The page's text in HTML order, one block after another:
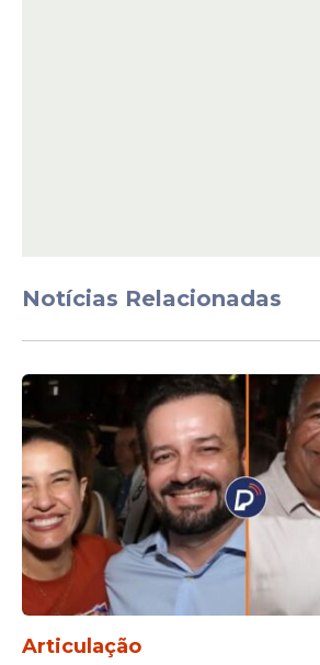
colher assinaturas de
folhas de papel totalmente
sob a alegação de que
protocolos do juízo devido à
preenchendo-as
falsas declarações de
para tentar induzir a
O promotor Felipe Rotondo
a atuação do Ministério
‘não apenas garantir a estrita
Notícias Relacionadas
Articulação